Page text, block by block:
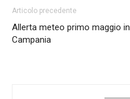
Articolo precedente
Allerta meteo primo maggio in
Campania